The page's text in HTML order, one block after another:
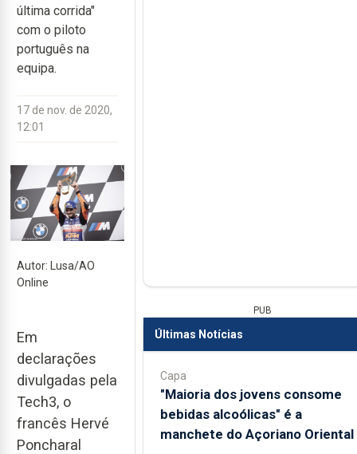
última corrida"
com o piloto
português na
equipa.
17 de nov. de 2020,
12:01
Autor: Lusa/AO
Online
Em
declarações
divulgadas pela
Tech3, o
francês Hervé
Poncharal
PUB
Últimas Notícias
Capa
"Maioria dos jovens consome
bebidas alcoólicas" é a
manchete do Açoriano Oriental